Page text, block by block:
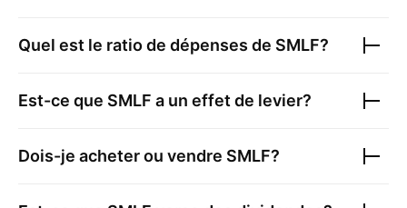
Quel est le ratio de dépenses de SMLF?
Est-ce que SMLF a un effet de levier?
Dois-je acheter ou vendre SMLF?